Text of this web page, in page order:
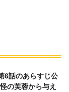
6話のあらすじ公
の芙蓉から与え